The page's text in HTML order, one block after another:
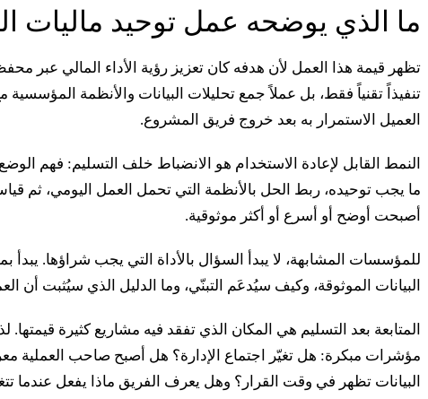
ما الذي يوضحه عمل توحيد ماليات
تظهر قيمة هذا العمل لأن هدفه كان تعزيز رؤية الأداء المالي عبر
تنفيذاً تقنياً فقط، بل عملاً جمع تحليلات البيانات والأنظمة
العميل الاستمرار به بعد خروج فريق المشروع.
النمط القابل لإعادة الاستخدام هو الانضباط خلف التسليم: فهم
ما يجب توحيده، ربط الحل بالأنظمة التي تحمل العمل اليومي، ثم
أصبحت أوضح أو أسرع أو أكثر موثوقية.
للمؤسسات المشابهة، لا يبدأ السؤال بالأداة التي يجب شراؤها. يبدأ
البيانات الموثوقة، وكيف سيُدعَم التبنّي، وما الدليل الذي سيُثبت أن
المتابعة بعد التسليم هي المكان الذي تفقد فيه مشاريع كثيرة
مؤشرات مبكرة: هل تغيّر اجتماع الإدارة؟ هل أصبح صاحب العملية
البيانات تظهر في وقت القرار؟ وهل يعرف الفريق ماذا يفعل عندما